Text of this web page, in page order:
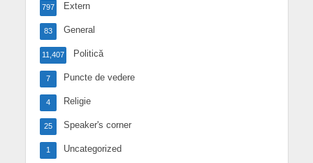
Extern
797
General
83
Politică
11,407
Puncte de vedere
7
Religie
4
Speaker's corner
25
Uncategorized
1